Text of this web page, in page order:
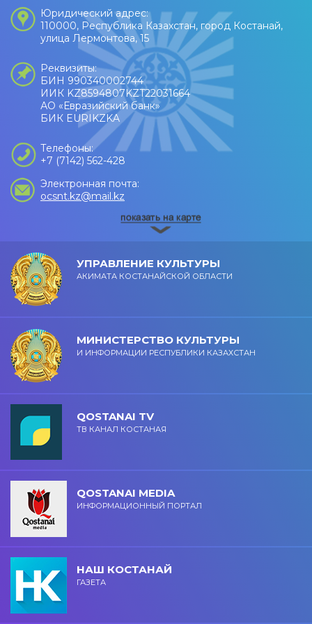
Юридический адрес:
110000, Республика Казахстан, город Костанай,
улица Лермонтова, 15
Реквизиты:
БИН 990340002744
ИИК KZ8594807KZT22031664
АО «Евразийский банк»
БИК EURIKZKA
Телефоны:
+7 (7142) 562-428
Электронная почта:
ocsnt.kz@mail.kz
УПРАВЛЕНИЕ КУЛЬТУРЫ
АКИМАТА КОСТАНАЙСКОЙ ОБЛАСТИ
МИНИСТЕРСТВО КУЛЬТУРЫ
И ИНФОРМАЦИИ РЕСПУБЛИКИ КАЗАХСТАН
QOSTANAI TV
ТВ КАНАЛ КОСТАНАЯ
QOSTANAI MEDIA
ИНФОРМАЦИОННЫЙ ПОРТАЛ
НАШ КОСТАНАЙ
ГАЗЕТА